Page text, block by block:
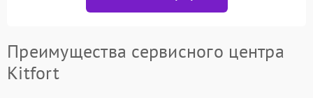
Преимущества сервисного центра
Kitfort